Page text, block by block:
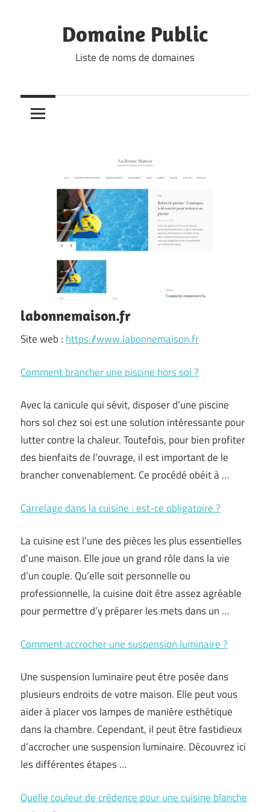
Domaine Public
Liste de noms de domaines
labonnemaison.fr
Site web : https://www.labonnemaison.fr
Comment brancher une piscine hors sol ?
Avec la canicule qui sévit, disposer d’une piscine
hors sol chez soi est une solution intéressante pour
lutter contre la chaleur. Toutefois, pour bien profiter
des bienfaits de l’ouvrage, il est important de le
brancher convenablement. Ce procédé obéit à …
Carrelage dans la cuisine : est-ce obligatoire ?
La cuisine est l’une des pièces les plus essentielles
d’une maison. Elle joue un grand rôle dans la vie
d’un couple. Qu’elle soit personnelle ou
professionnelle, la cuisine doit être assez agréable
pour permettre d’y préparer les mets dans un …
Comment accrocher une suspension luminaire ?
Une suspension luminaire peut être posée dans
plusieurs endroits de votre maison. Elle peut vous
aider à placer vos lampes de manière esthétique
dans la chambre. Cependant, il peut être fastidieux
d’accrocher une suspension luminaire. Découvrez ici
les différentes étapes …
Quelle couleur de crédence pour une cuisine blanche